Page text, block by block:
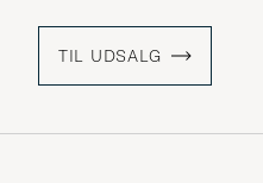
TIL UDSALG